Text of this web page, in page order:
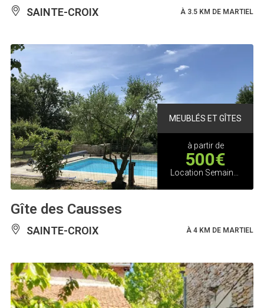
SAINTE-CROIX À 3.5 KM DE MARTIEL
MEUBLÉS ET GÎTES
à partir de
500€
Gîte des Causses
SAINTE-CROIX À 4 KM DE MARTIEL